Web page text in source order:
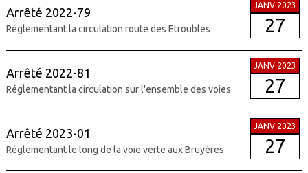
Arrêté 2022-79
Réglementant la circulation route des Etroubles
JANV 2023
27
Arrêté 2022-81
Réglementant la circulation sur l'ensemble des voies
JANV 2023
27
Arrêté 2023-01
Réglementant le long de la voie verte aux Bruyères
JANV 2023
27